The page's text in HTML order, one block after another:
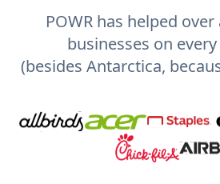
POWR has helped
businesses on
(besides Antarctica,